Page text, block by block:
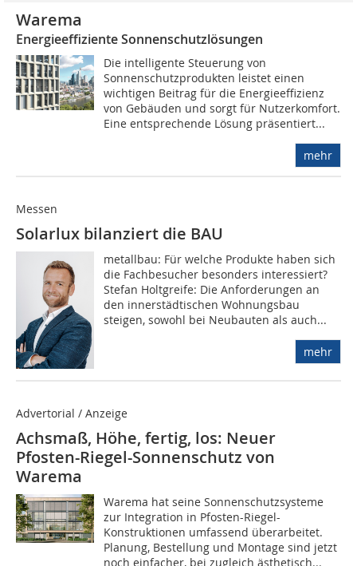
Warema
Energieeffiziente Sonnenschutzlösungen
Die intelligente Steuerung von
Sonnenschutzprodukten leistet einen
wichtigen Beitrag für die Energieeffizienz
von Gebäuden und sorgt für Nutzerkomfort.
Eine entsprechende Lösung präsentiert...
mehr
Messen
Solarlux bilanziert die BAU
metallbau: Für welche Produkte haben sich
die Fachbesucher besonders interessiert?
Stefan Holtgreife: Die Anforderungen an
den innerstädtischen Wohnungsbau
steigen, sowohl bei Neubauten als auch...
mehr
Advertorial / Anzeige
Achsmaß, Höhe, fertig, los: Neuer
Pfosten-Riegel-Sonnenschutz von
Warema
Warema hat seine Sonnenschutzsysteme
zur Integration in Pfosten-Riegel-
Konstruktionen umfassend überarbeitet.
Planung, Bestellung und Montage sind jetzt
noch einfacher, bei zugleich ästhetisch...